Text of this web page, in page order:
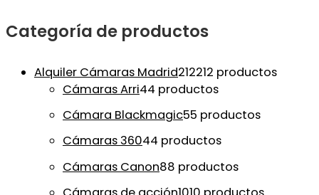
Categoría de productos
Alquiler Cámaras Madrid212212 productos
Cámaras Arri44 productos
Cámara Blackmagic55 productos
Cámaras 36044 productos
Cámaras Canon88 productos